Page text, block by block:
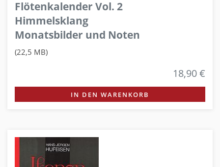
Flötenkalender Vol. 2
Himmelsklang
Monatsbilder und Noten
(22,5 MB)
18,90 €
IN DEN WARENKORB